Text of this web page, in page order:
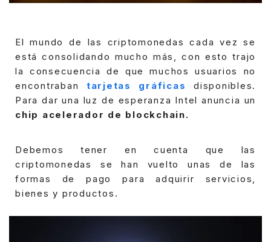
El mundo de las criptomonedas cada vez se
está consolidando mucho más, con esto trajo
la consecuencia de que muchos usuarios no
encontraban tarjetas gráficas
disponibles.
Para dar una luz de esperanza Intel anuncia un
chip acelerador de blockchain.
Debemos tener en cuenta que las
criptomonedas se han vuelto unas de las
formas de pago para adquirir servicios,
bienes y productos.